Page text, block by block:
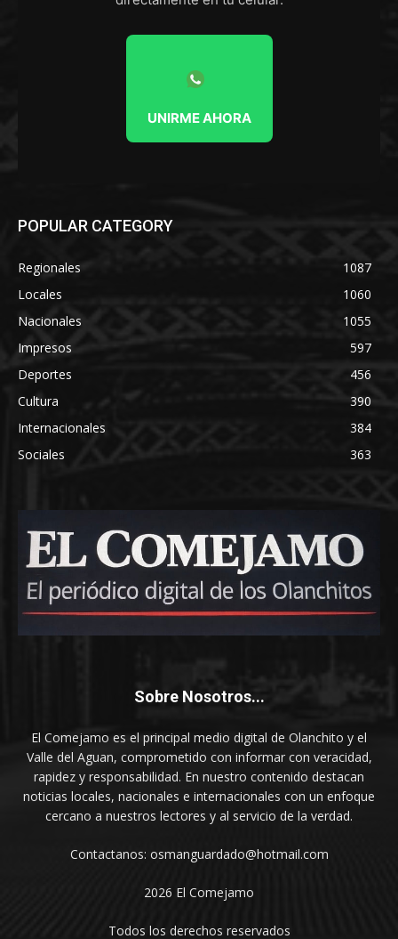
UNIRME AHORA
POPULAR CATEGORY
Regionales
1087
Locales
1060
Nacionales
1055
Impresos
597
Deportes
456
Cultura
390
Internacionales
384
Sociales
363
Sobre Nosotros...
El Comejamo es el principal medio digital de Olanchito y el
Valle del Aguan, comprometido con informar con veracidad,
rapidez y responsabilidad. En nuestro contenido destacan
noticias locales, nacionales e internacionales con un enfoque
cercano a nuestros lectores y al servicio de la verdad.
Contactanos: osmanguardado@hotmail.com
2026 El Comejamo
Todos los derechos reservados